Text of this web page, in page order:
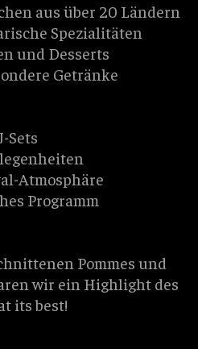
aus über 20 Ländern
Spezialitäten
und Desserts
Getränke
Sets
Atmosphäre
Programm
Pommes und
wir ein Highlight des
its best!